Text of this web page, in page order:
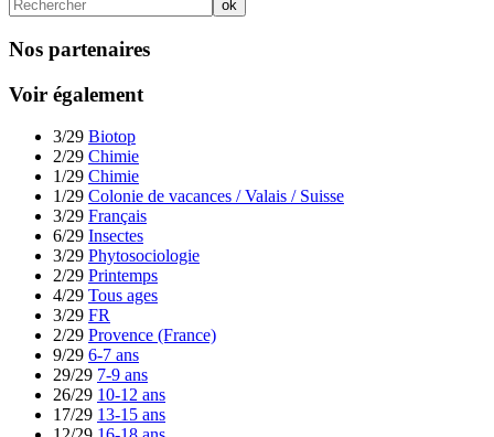
Nos partenaires
Voir également
3/29 Biotop
2/29 Chimie
1/29 Chimie
1/29 Colonie de vacances / Valais / Suisse
3/29 Français
6/29 Insectes
3/29 Phytosociologie
2/29 Printemps
4/29 Tous ages
3/29 FR
2/29 Provence (France)
9/29 6-7 ans
29/29 7-9 ans
26/29 10-12 ans
17/29 13-15 ans